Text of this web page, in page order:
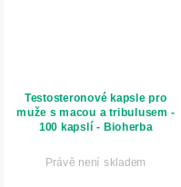
Testosteronové kapsle pro
muže s macou a tribulusem -
100 kapslí - Bioherba
Právě není skladem